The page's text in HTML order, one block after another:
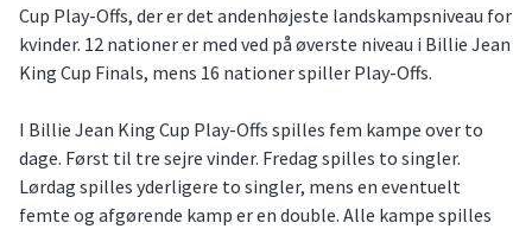
Cup Play-Offs, der er det andenhøjeste landskampsniveau for
kvinder. 12 nationer er med ved på øverste niveau i Billie Jean
King Cup Finals, mens 16 nationer spiller Play-Offs.
I Billie Jean King Cup Play-Offs spilles fem kampe over to
dage. Først til tre sejre vinder. Fredag spilles to singler.
Lørdag spilles yderligere to singler, mens en eventuelt
femte og afgørende kamp er en double. Alle kampe spilles